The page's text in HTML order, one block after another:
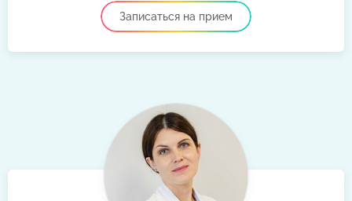
Записаться на прием